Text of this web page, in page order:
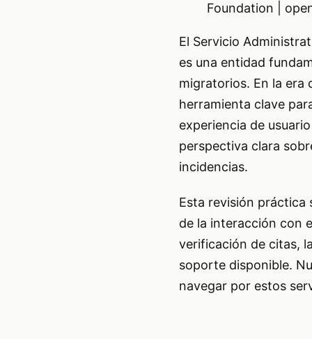
Foundation |
El Servicio
es una entidad
migratorios. En la era
herramienta clave
experiencia de
perspectiva clara
incidencias.
Esta revisión práctica
de la interacción con
verificación de citas,
soporte disponible.
navegar por estos